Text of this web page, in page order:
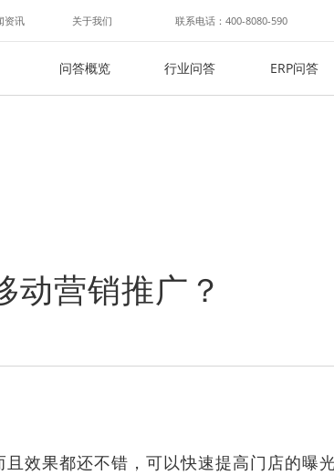
资讯 关于我们 联系电话：400-8080-590
问答概览 行业问答 ERP问答
动营销推广？
效果都还不错，可以快速提高门店的曝